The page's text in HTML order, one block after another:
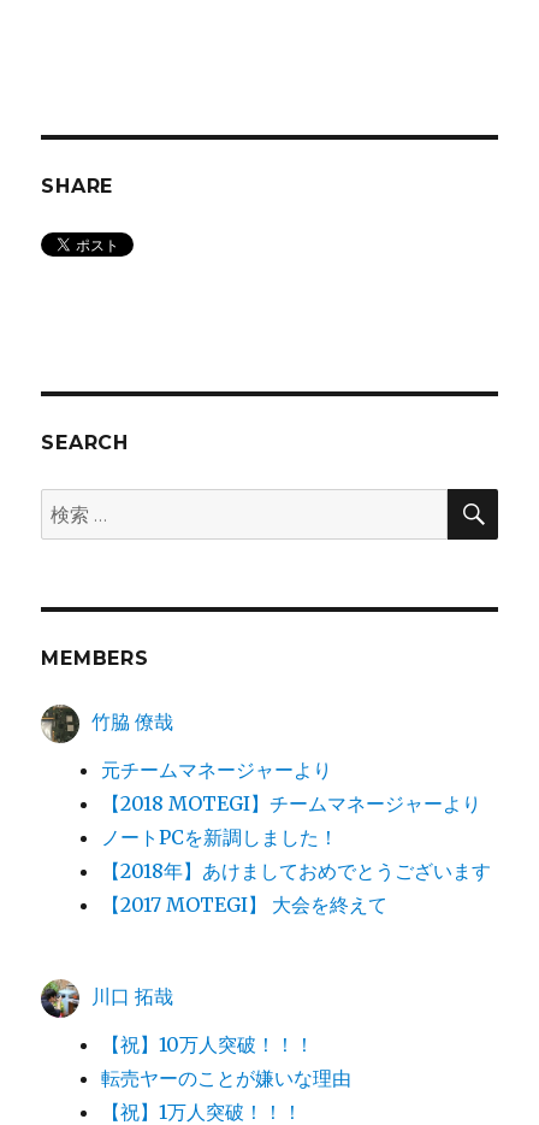
SHARE
SEARCH
検
索:
検
MEMBERS
竹脇 僚哉
元チームマネージャーより
【2018 MOTEGI】チームマネージャーより
ノートPCを新調しました！
【2018年】あけましておめでとうございます
【2017 MOTEGI】 大会を終えて
川口 拓哉
【祝】10万人突破！！！
転売ヤーのことが嫌いな理由
【祝】1万人突破！！！